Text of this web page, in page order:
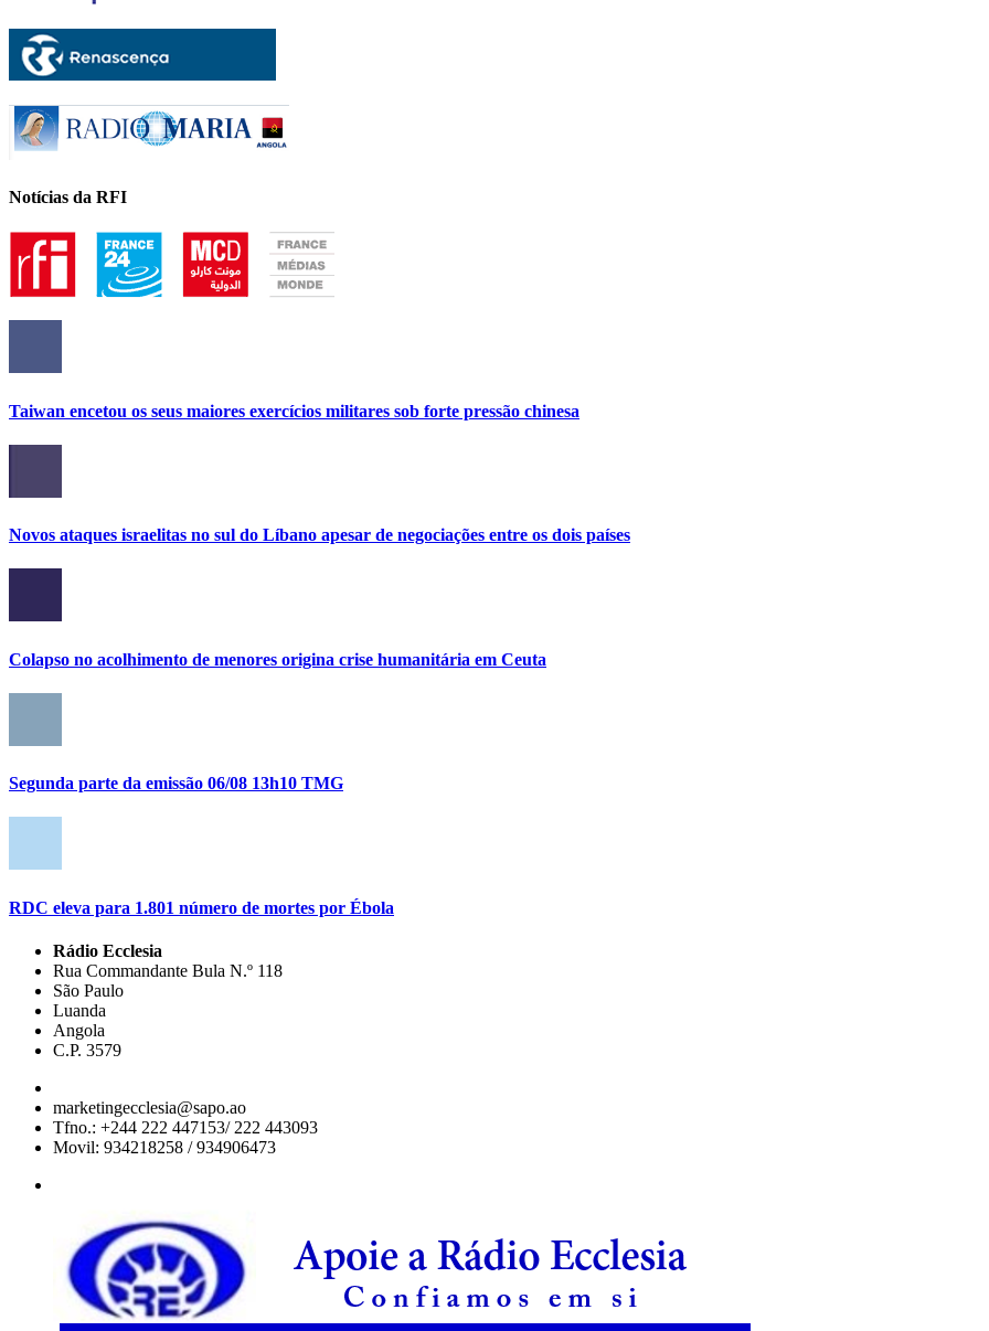
Notícias da RFI
Taiwan encetou os seus maiores exercícios militares sob forte pressão chinesa
Novos ataques israelitas no sul do Líbano apesar de negociações entre os dois países
Colapso no acolhimento de menores origina crise humanitária em Ceuta
Segunda parte da emissão 06/08 13h10 TMG
RDC eleva para 1.801 número de mortes por Ébola
Rádio Ecclesia
Rua Commandante Bula N.º 118
São Paulo
Luanda
Angola
C.P. 3579
marketingecclesia@sapo.ao
Tfno.: +244 222 447153/ 222 443093
Movil: 934218258 / 934906473